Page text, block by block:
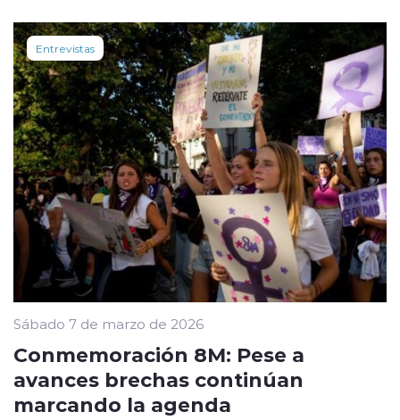
Entrevistas
Sábado 7 de marzo de 2026
Conmemoración 8M: Pese a
avances brechas continúan
marcando la agenda